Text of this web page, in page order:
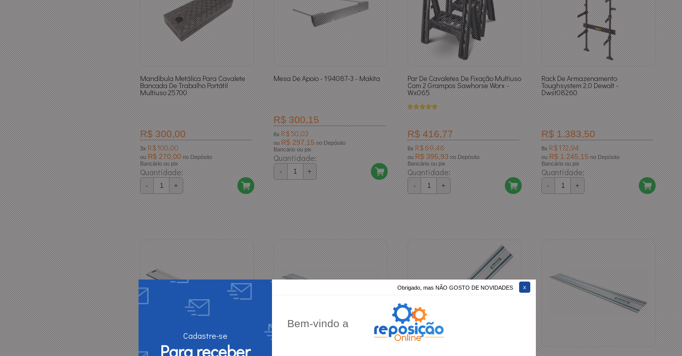
Obrigado, mas NÃO GOSTO DE NOVIDADES
Cadastre-se
Para receber
Bem-vindo a
Mandíbula Metálica Para Cavalete
Bancada De Trabalho Portátil
Multiuso 25700
R$ 300,00
3x R$ 100,00
ou R$ 270,00 no Depósito
Bancário ou pix
Quantidade:
- +
Mesa De Apoio - 194087-3 - Makita
R$ 300,15
6x R$ 50,03
ou R$ 297,15 no Depósito
Bancário ou pix
Quantidade:
- +
Par De Cavaletes De Fixação Multiuso
Com 2 Grampos Sawhorse Worx -
Wx065
R$ 416,77
6x R$ 69,46
ou R$ 395,93 no Depósito
Bancário ou pix
Quantidade:
- +
Rack De Armazenamento
Toughsystem 2.0 Dewalt -
Dwst08260
R$ 1.383,50
8x R$ 172,94
ou R$ 1.245,15 no Depósito
Bancário ou pix
Quantidade:
- +